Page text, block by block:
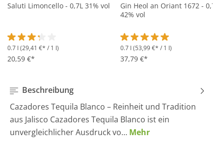
Saluti Limoncello - 0,7L 31% vol
Durchschnittliche Bewertung von 3.2 von 5 Sternen
0.7 l (29,41 €* / 1 l)
20,59 €*
Gin Heol an Oriant 1672 - 0,7L
42% vol
Durchschnittliche
0.7 l (53,99 €* / 1 l)
37,79 €*
Beschreibung
Cazadores Tequila Blanco – Reinheit und Tradition
aus Jalisco Cazadores Tequila Blanco ist ein
unvergleichlicher Ausdruck vo… Mehr